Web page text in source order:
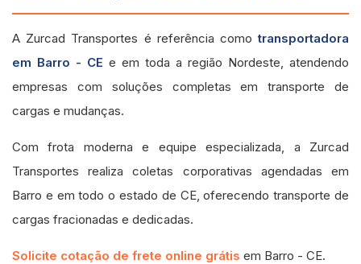
A Zurcad Transportes é referência comotransportadora
em Barro - CE e em toda a região Nordeste, atendendo
empresas com soluções completas em transporte de
cargas e mudanças.
Com frota moderna e equipe especializada, a Zurcad
Transportes realiza coletas corporativas agendadas em
Barro e em todo o estado de CE, oferecendo transporte de
cargas fracionadas e dedicadas.
Solicite cotação de frete online grátis em Barro - CE.